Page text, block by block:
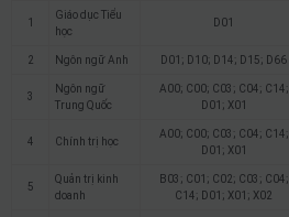
1
Giáo dục Tiểu
học
D01
2 Ngôn ngữ Anh D01; D10; D14; D15; D66
3
Ngôn ngữ
Trung Quốc
A00; C00; C03; C04; C14;
D01; X01
4 Chính trị học
A00; C00; C03; C04; C14;
D01; X01
5
Quản trị kinh
doanh
B03; C01; C02; C03; C04;
C14; D01; X01; X02